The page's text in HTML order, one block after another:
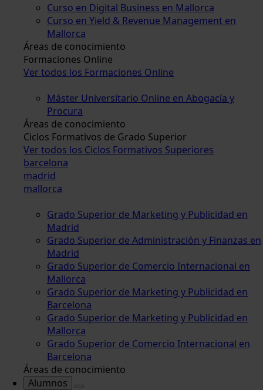
Curso en Digital Business en Mallorca
Curso en Yield & Revenue Management en
Mallorca
Áreas de conocimiento
Formaciones Online
Ver todos los Formaciones Online
Máster Universitario Online en Abogacía y
Procura
Áreas de conocimiento
Ciclos Formativos de Grado Superior
Ver todos los Ciclos Formativos Superiores
barcelona
madrid
mallorca
Grado Superior de Marketing y Publicidad en
Madrid
Grado Superior de Administración y Finanzas en
Madrid
Grado Superior de Comercio Internacional en
Mallorca
Grado Superior de Marketing y Publicidad en
Barcelona
Grado Superior de Marketing y Publicidad en
Mallorca
Grado Superior de Comercio Internacional en
Barcelona
Áreas de conocimiento
Alumnos